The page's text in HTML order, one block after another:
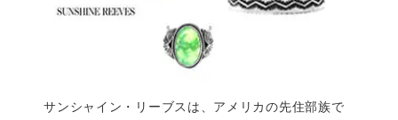
サンシャイン・リーブスは、アメリカの先住部族で